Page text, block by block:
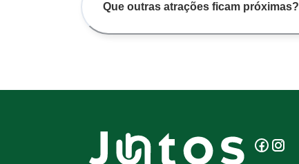
Que outras atrações ficam próximas?